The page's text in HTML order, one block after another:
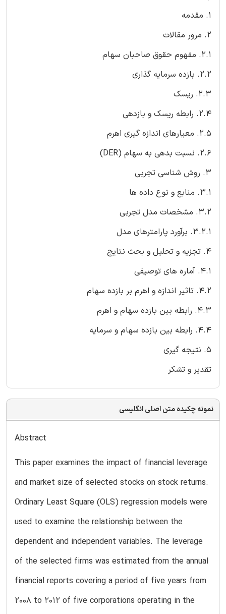
1. مقدمه
2. مرور مقالات
2.1. مفهوم حقوق صاحبان سهام
2.2. بازده سرمایه گذاری
2.3. ریسک
2.4. رابطه ریسک و بازدهی
2.5. معیارهای اندازه گیری اهرم
2.6. نسبت بدهی به سهام (DER)
3. روش شناسی تجربی
3.1. منابع و نوع داده ها
3.2. مشخصات مدل تجربی
3.2.1. برآورد پارامترهای مدل
4. تجزیه و تحلیل و بحث نتایج
4.1. آماره های توصیفی
4.2. تاثیر اندازه و اهرم بر بازده سهام
4.3. رابطه بین بازده سهام و اهرم
4.4. رابطه بین بازده سهام و سرمایه
5. نتیجه گیری
تقدیر و تشکر
نمونه چکیده متن اصلی انگلیسی
Abstract
This paper examines the impact of financial leverage
and market size of selected stocks on stock returns.
Ordinary Least Square (OLS) regression models were
used to examine the relationship between the
dependent and independent variables. The leverage
of the selected firms was estimated from the annual
financial reports covering a period of five years from
2008 to 2012 of five corporations operating in the